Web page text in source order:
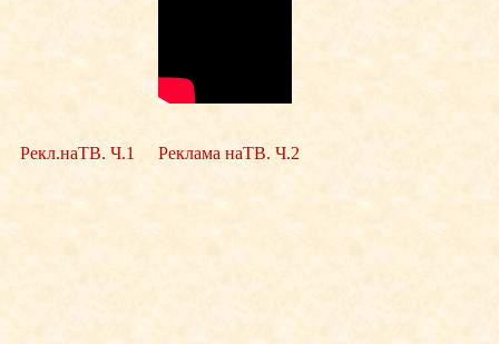
Рекл.наТВ. Ч.1 Реклама наТВ. Ч.2